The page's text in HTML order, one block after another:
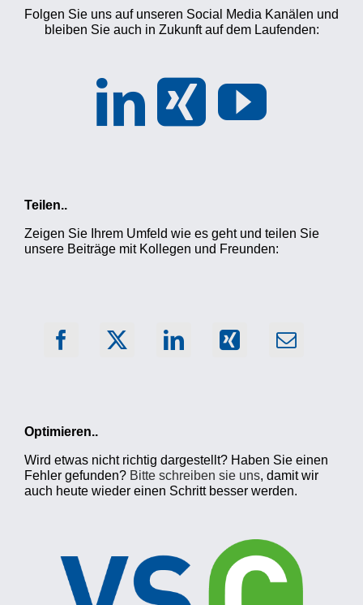
Folgen Sie uns auf unseren Social Media Kanälen und
bleiben Sie auch in Zukunft auf dem Laufenden:
Teilen..
Zeigen Sie Ihrem Umfeld wie es geht und teilen Sie
unsere Beiträge mit Kollegen und Freunden:
Optimieren..
Wird etwas nicht richtig dargestellt? Haben Sie einen
Fehler gefunden? Bitte schreiben sie uns, damit wir
auch heute wieder einen Schritt besser werden.